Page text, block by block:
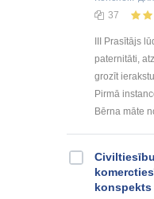
37
III Prasītājs
paternitāti,
grozīt
Pirmā
Bērna māte
konspekts